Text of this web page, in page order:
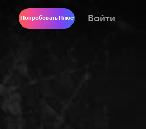
Попробовать Плюс Войти